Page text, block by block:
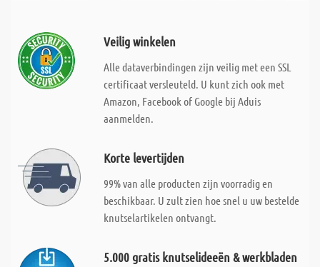
Veilig winkelen
Alle dataverbindingen zijn veilig met een SSL
certificaat versleuteld. U kunt zich ook met
Amazon, Facebook of Google bij Aduis
aanmelden.
Korte levertijden
99% van alle producten zijn voorradig en
beschikbaar. U zult zien hoe snel u uw bestelde
knutselartikelen ontvangt.
5.000 gratis knutselideeën & werkbladen